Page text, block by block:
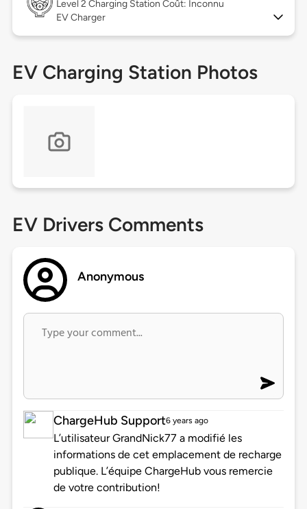
Level 2 Charging Station Coût: Inconnu
EV Charger
EV Charging Station Photos
EV Drivers Comments
Anonymous
ChargeHub Support6 years ago
L’utilisateur GrandNick77 a modifié les
informations de cet emplacement de recharge
publique. L’équipe ChargeHub vous remercie
de votre contribution!